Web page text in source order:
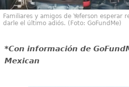
Familiares y amigos de Yeferson esperar
darle el último adiós. (Foto: GoFundMe)
*Con información de
Mexican